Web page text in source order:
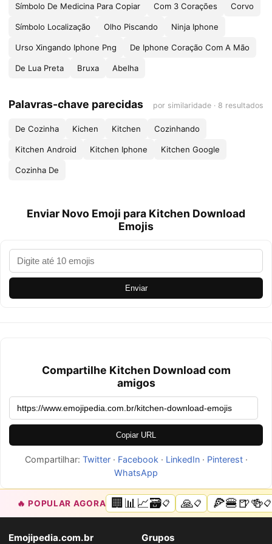
Símbolo De Medicina Para Copiar Com 3 Corações Corvo
Símbolo Localização Olho Piscando Ninja Iphone
Urso Xingando Iphone Png De Iphone Coração Com A Mão
De Lua Preta Bruxa Abelha
Palavras-chave parecidas por similaridade · 8 resultados
De Cozinha Kichen Kitchen Cozinhando
Kitchen Android Kitchen Iphone Kitchen Google
Cozinha De
Enviar Novo Emoji para Kitchen Download
Emojis
Enviar
Compartilhe Kitchen Download com
amigos
Copiar URL
Compartilhar: Twitter· Facebook · LinkedIn· Pinterest·
WhatsApp
🔥 POPULAR AGORA 🏢📊📈🗃️📋 🙏📋 🍕🍔🍺🍻📋
Emojipedia.com.br Grupos